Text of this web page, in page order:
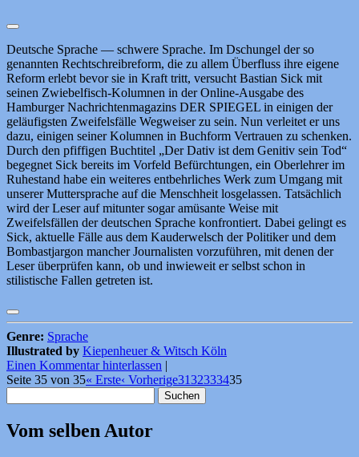
Deutsche Sprache — schwere Sprache. Im Dschungel der so
genannten Rechtschreibreform, die zu allem Überfluss ihre eigene
Reform erlebt bevor sie in Kraft tritt, versucht Bastian Sick mit
seinen Zwiebelfisch-Kolumnen in der Online-Ausgabe des
Hamburger Nachrichtenmagazins DER SPIEGEL in einigen der
geläufigsten Zweifelsfälle Wegweiser zu sein. Nun verleitet er uns
dazu, einigen seiner Kolumnen in Buchform Vertrauen zu schenken.
Durch den pfiffigen Buchtitel „Der Dativ ist dem Genitiv sein Tod“
begegnet Sick bereits im Vorfeld Befürchtungen, ein Oberlehrer im
Ruhestand habe ein weiteres entbehrliches Werk zum Umgang mit
unserer Muttersprache auf die Menschheit losgelassen. Tatsächlich
wird der Leser auf mitunter sogar amüsante Weise mit
Zweifelsfällen der deutschen Sprache konfrontiert. Dabei gelingt es
Sick, aktuelle Fälle aus dem Kauderwelsch der Politiker und dem
Bombastjargon mancher Journalisten vorzuführen, mit denen der
Leser überprüfen kann, ob und inwieweit er selbst schon in
stilistische Fallen getreten ist.
Genre: Sprache
Illustrated by Kiepenheuer & Witsch Köln
Einen Kommentar hinterlassen |
Seite 35 von 35« Erste‹ Vorherige3132333435
nach:
Vom selben Autor